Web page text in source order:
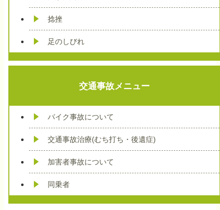
捻挫
足のしびれ
交通事故メニュー
バイク事故について
交通事故治療(むち打ち・後遺症)
加害者事故について
同乗者